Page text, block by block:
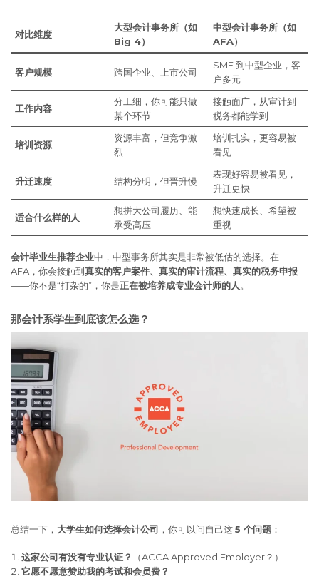
对比维度
大型会计事务所（如
Big 4）
中型会计事务所（如
AFA）
客户规模 跨国企业、上市公司
SME 到中型企业，客
户多元
工作内容
分工细，你可能只做
某个环节
接触面广，从审计到
税务都能学到
培训资源
资源丰富，但竞争激
烈
培训扎实，更容易被
看见
升迁速度 结构分明，但晋升慢
表现好容易被看见，
升迁更快
适合什么样的人
想拼大公司履历、能
承受高压
想快速成长、希望被
重视
会计毕业生推荐企业中，中型事务所其实是非常被低估的选择。在
AFA，你会接触到真实的客户案件、真实的审计流程、真实的税务申报
——你不是“打杂的”，你是正在被培养成专业会计师的人。
那会计系学生到底该怎么选？
总结一下， 大学生如何选择会计公司 ，你可以问自己这5 个问题 ：
这家公司有没有专业认证？
（ACCA Approved Employer？）
它愿不愿意赞助我的考试和会员费？